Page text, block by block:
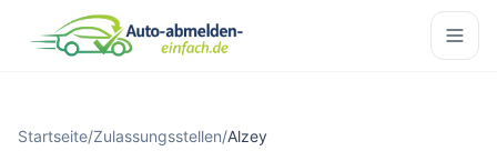
Startseite/Zulassungsstellen/Alzey